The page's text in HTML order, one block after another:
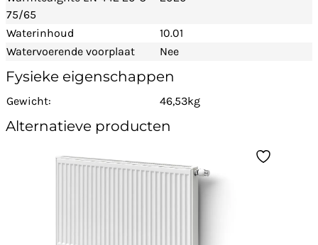
75/65
Waterinhoud
10.01
Watervoerende voorplaat
Nee
Fysieke eigenschappen
Gewicht: 46,53kg
Alternatieve producten